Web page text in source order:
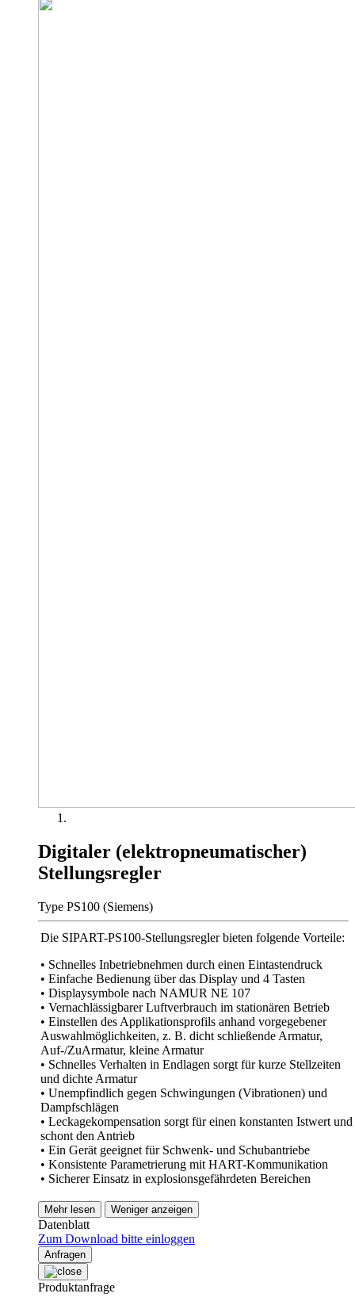
Digitaler (elektropneumatischer)
Stellungsregler
Type PS100 (Siemens)
Die SIPART-PS100-Stellungsregler bieten folgende Vorteile:
• Schnelles Inbetriebnehmen durch einen Eintastendruck
• Einfache Bedienung über das Display und 4 Tasten
• Displaysymbole nach NAMUR NE 107
• Vernachlässigbarer Luftverbrauch im stationären Betrieb
• Einstellen des Applikationsprofils anhand vorgegebener
Auswahlmöglichkeiten, z. B. dicht schließende Armatur,
Auf-/ZuArmatur, kleine Armatur
• Schnelles Verhalten in Endlagen sorgt für kurze Stellzeiten
und dichte Armatur
• Unempfindlich gegen Schwingungen (Vibrationen) und
Dampfschlägen
• Leckagekompensation sorgt für einen konstanten Istwert und
schont den Antrieb
• Ein Gerät geeignet für Schwenk- und Schubantriebe
• Konsistente Parametrierung mit HART-Kommunikation
• Sicherer Einsatz in explosionsgefährdeten Bereichen
Mehr lesen Weniger anzeigen
Datenblatt
Zum Download bitte einloggen
Anfragen
Produktanfrage